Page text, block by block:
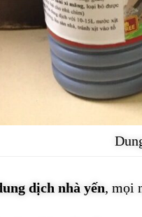
dịch nhà yến, mọi